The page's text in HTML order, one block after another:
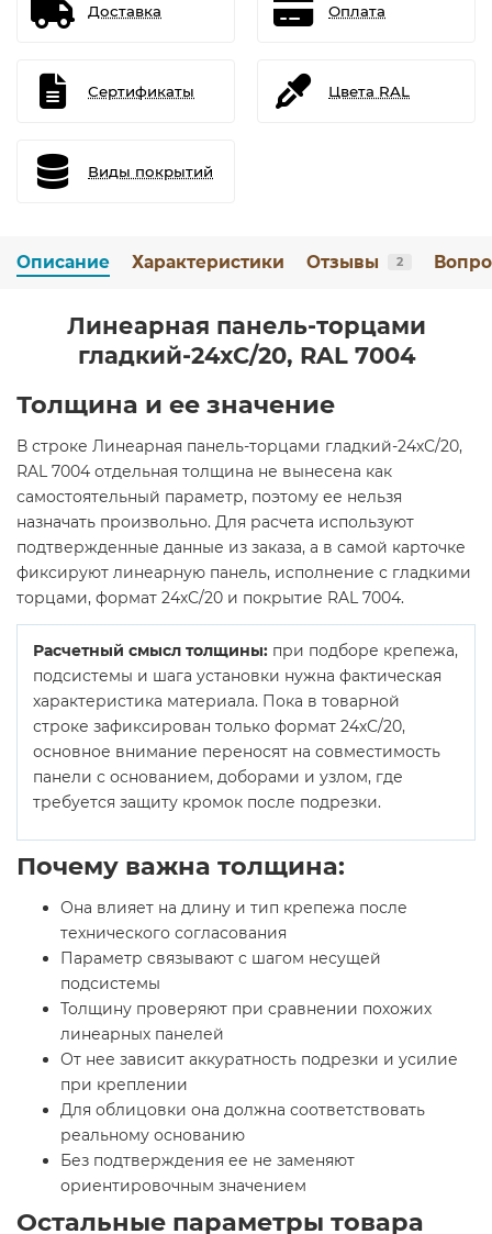
Доставка Оплата
Сертификаты Цвета RAL
Виды покрытий
Описание Характеристики Отзывы 2
Линеарная панель-торцами
гладкий-24хС/20, RAL 7004
Толщина и ее значение
В строке Линеарная панель-торцами гладкий-24хС/20,
RAL 7004 отдельная толщина не вынесена как
самостоятельный параметр, поэтому ее нельзя
назначать произвольно. Для расчета используют
подтвержденные данные из заказа, а в самой карточке
фиксируют линеарную панель, исполнение с гладкими
торцами, формат 24хС/20 и покрытие RAL 7004.
Расчетный смысл толщины: при подборе крепежа,
подсистемы и шага установки нужна фактическая
характеристика материала. Пока в товарной
строке зафиксирован только формат 24хС/20,
основное внимание переносят на совместимость
панели с основанием, доборами и узлом, где
требуется защиту кромок после подрезки.
Почему важна толщина:
Она влияет на длину и тип крепежа после
технического согласования
Параметр связывают с шагом несущей
подсистемы
Толщину проверяют при сравнении похожих
линеарных панелей
От нее зависит аккуратность подрезки и усилие
при креплении
Для облицовки она должна соответствовать
реальному основанию
Без подтверждения ее не заменяют
ориентировочным значением
Остальные параметры товара